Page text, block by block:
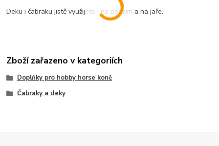
Deku i čabraku jistě využijete i na podzim a na jaře.
Zboží zařazeno v kategoriích
Doplňky pro hobby horse koně
Čabraky a deky